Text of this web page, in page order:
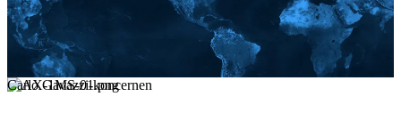
Carlo Gavazzi-koncernen